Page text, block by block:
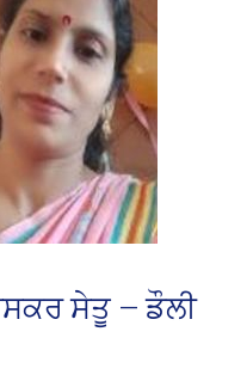
ਸੇਤੂ — ਡੌਲੀ